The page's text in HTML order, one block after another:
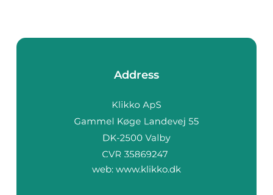
Address
web: www.klikko.dk